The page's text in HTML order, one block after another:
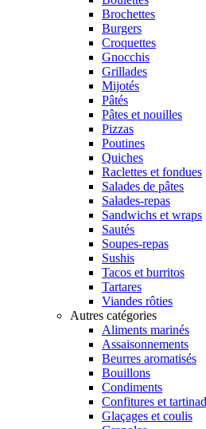
Brochettes
Burgers
Croquettes
Gnocchis
Grillades
Mijotés
Pâtés
Pâtes et nouilles
Pizzas
Poutines
Quiches
Raclettes et fondues
Salades de pâtes
Salades-repas
Sandwichs et wraps
Sautés
Soupes-repas
Sushis
Tacos et burritos
Tartares
Viandes rôties
Autres catégories
Aliments marinés
Assaisonnements
Beurres aromatisés
Bouillons
Condiments
Confitures et
Glaçages et coulis